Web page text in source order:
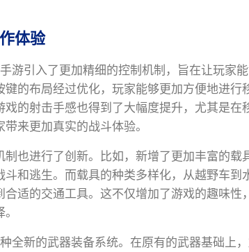
体验
游引入了更加精细的控制机制，旨在让玩家
的布局经过优化，玩家能够更加方便地进行
的射击手感也得到了大幅度提升，尤其是在
来更加真实的战斗体验。
也进行了创新。比如，新增了更加丰富的载
和逃生。而载具的种类多样化，从越野车到
适的交通工具。这不仅增加了游戏的趣味性
全新的武器装备系统。在原有的武器基础上